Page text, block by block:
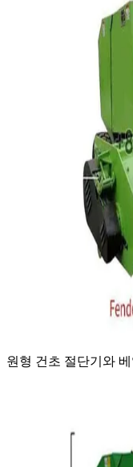
원형 건초 절단기와